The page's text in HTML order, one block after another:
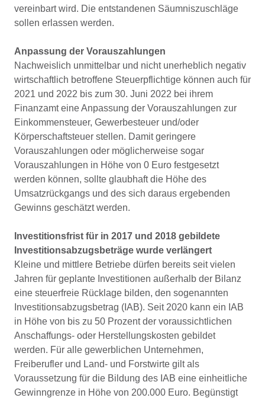
vereinbart wird. Die entstandenen Säumniszuschläge
sollen erlassen werden.
Anpassung der Vorauszahlungen
Nachweislich unmittelbar und nicht unerheblich negativ
wirtschaftlich betroffene Steuerpflichtige können auch für
2021 und 2022 bis zum 30. Juni 2022 bei ihrem
Finanzamt eine Anpassung der Vorauszahlungen zur
Einkommensteuer, Gewerbesteuer und/oder
Körperschaftsteuer stellen. Damit geringere
Vorauszahlungen oder möglicherweise sogar
Vorauszahlungen in Höhe von 0 Euro festgesetzt
werden können, sollte glaubhaft die Höhe des
Umsatzrückgangs und des sich daraus ergebenden
Gewinns geschätzt werden.
Investitionsfrist für in 2017 und 2018 gebildete
Investitionsabzugsbeträge wurde verlängert
Kleine und mittlere Betriebe dürfen bereits seit vielen
Jahren für geplante Investitionen außerhalb der Bilanz
eine steuerfreie Rücklage bilden, den sogenannten
Investitionsabzugsbetrag (IAB). Seit 2020 kann ein IAB
in Höhe von bis zu 50 Prozent der voraussichtlichen
Anschaffungs- oder Herstellungskosten gebildet
werden. Für alle gewerblichen Unternehmen,
Freiberufler und Land- und Forstwirte gilt als
Voraussetzung für die Bildung des IAB eine einheitliche
Gewinngrenze in Höhe von 200.000 Euro. Begünstigt